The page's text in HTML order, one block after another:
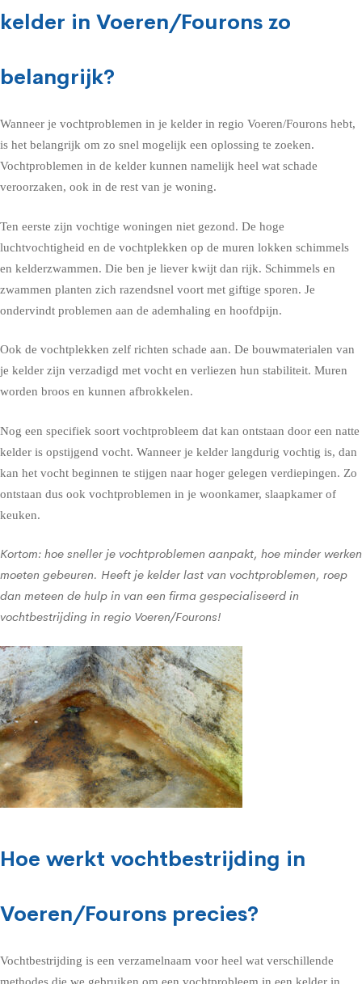
kelder in Voeren/Fourons zo
belangrijk?
Wanneer je vochtproblemen in je kelder in regio Voeren/Fourons hebt,
is het belangrijk om zo snel mogelijk een oplossing te zoeken.
Vochtproblemen in de kelder kunnen namelijk heel wat schade
veroorzaken, ook in de rest van je woning.
Ten eerste zijn vochtige woningen niet gezond. De hoge
luchtvochtigheid en de vochtplekken op de muren lokken schimmels
en kelderzwammen. Die ben je liever kwijt dan rijk. Schimmels en
zwammen planten zich razendsnel voort met giftige sporen. Je
ondervindt problemen aan de ademhaling en hoofdpijn.
Ook de vochtplekken zelf richten schade aan. De bouwmaterialen van
je kelder zijn verzadigd met vocht en verliezen hun stabiliteit. Muren
worden broos en kunnen afbrokkelen.
Nog een specifiek soort vochtprobleem dat kan ontstaan door een natte
kelder is opstijgend vocht. Wanneer je kelder langdurig vochtig is, dan
kan het vocht beginnen te stijgen naar hoger gelegen verdiepingen. Zo
ontstaan dus ook vochtproblemen in je woonkamer, slaapkamer of
keuken.
Kortom: hoe sneller je vochtproblemen aanpakt, hoe minder werken
moeten gebeuren. Heeft je kelder last van vochtproblemen, roep
dan meteen de hulp in van een firma gespecialiseerd in
vochtbestrijding in regio Voeren/Fourons!
Hoe werkt vochtbestrijding in
Voeren/Fourons precies?
Vochtbestrijding is een verzamelnaam voor heel wat verschillende